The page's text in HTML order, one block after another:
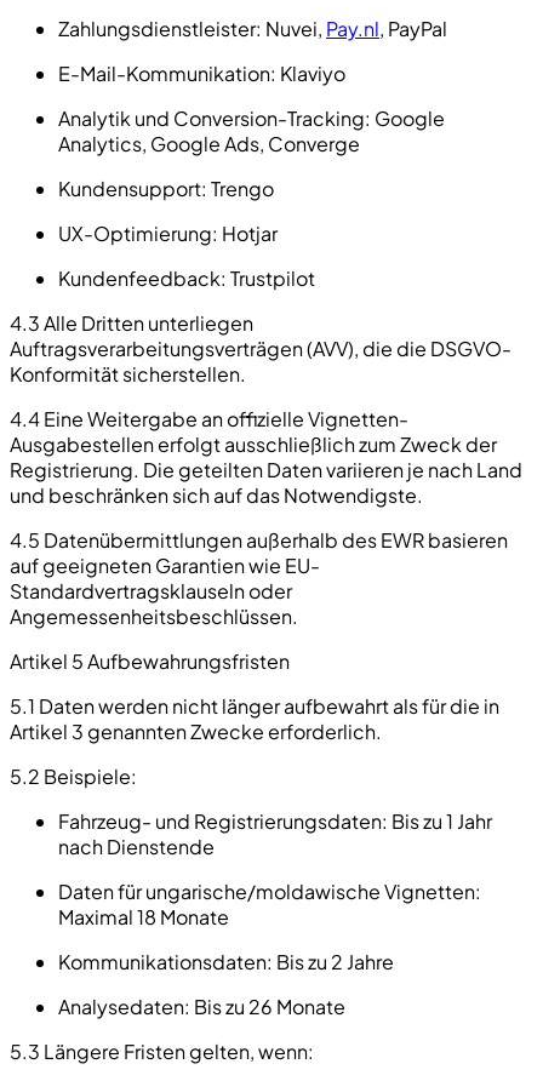
Zahlungsdienstleister: Nuvei, Pay.nl, PayPal
E-Mail-Kommunikation: Klaviyo
Analytik und Conversion-Tracking: Google
Analytics, Google Ads, Converge
Kundensupport: Trengo
UX-Optimierung: Hotjar
Kundenfeedback: Trustpilot
4.3 Alle Dritten unterliegen
Auftragsverarbeitungsverträgen (AVV), die die DSGVO-
Konformität sicherstellen.
4.4 Eine Weitergabe an offizielle Vignetten-
Ausgabestellen erfolgt ausschließlich zum Zweck der
Registrierung. Die geteilten Daten variieren je nach Land
und beschränken sich auf das Notwendigste.
4.5 Datenübermittlungen außerhalb des EWR basieren
auf geeigneten Garantien wie EU-
Standardvertragsklauseln oder
Angemessenheitsbeschlüssen.
Artikel 5 Aufbewahrungsfristen
5.1 Daten werden nicht länger aufbewahrt als für die in
Artikel 3 genannten Zwecke erforderlich.
5.2 Beispiele:
Fahrzeug- und Registrierungsdaten: Bis zu 1 Jahr
nach Dienstende
Daten für ungarische/moldawische Vignetten:
Maximal 18 Monate
Kommunikationsdaten: Bis zu 2 Jahre
Analysedaten: Bis zu 26 Monate
5.3 Längere Fristen gelten, wenn: